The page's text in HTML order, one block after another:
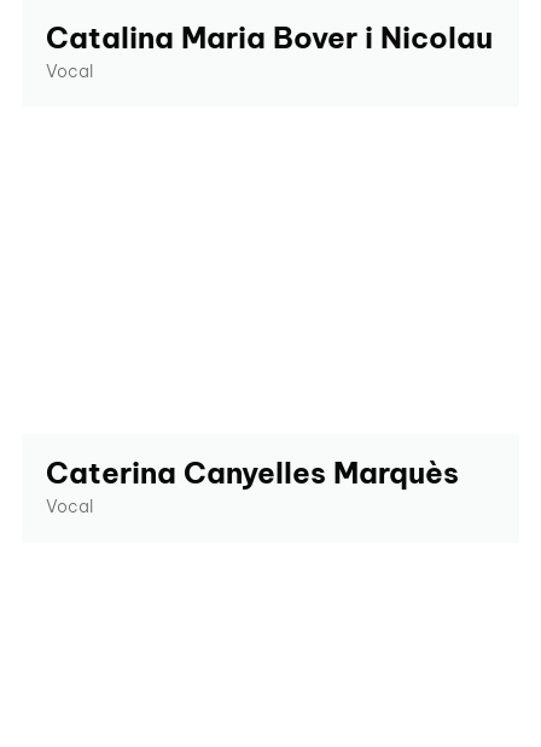
Catalina Maria Bover i Nicolau
Vocal
Caterina Canyelles Marquès
Vocal